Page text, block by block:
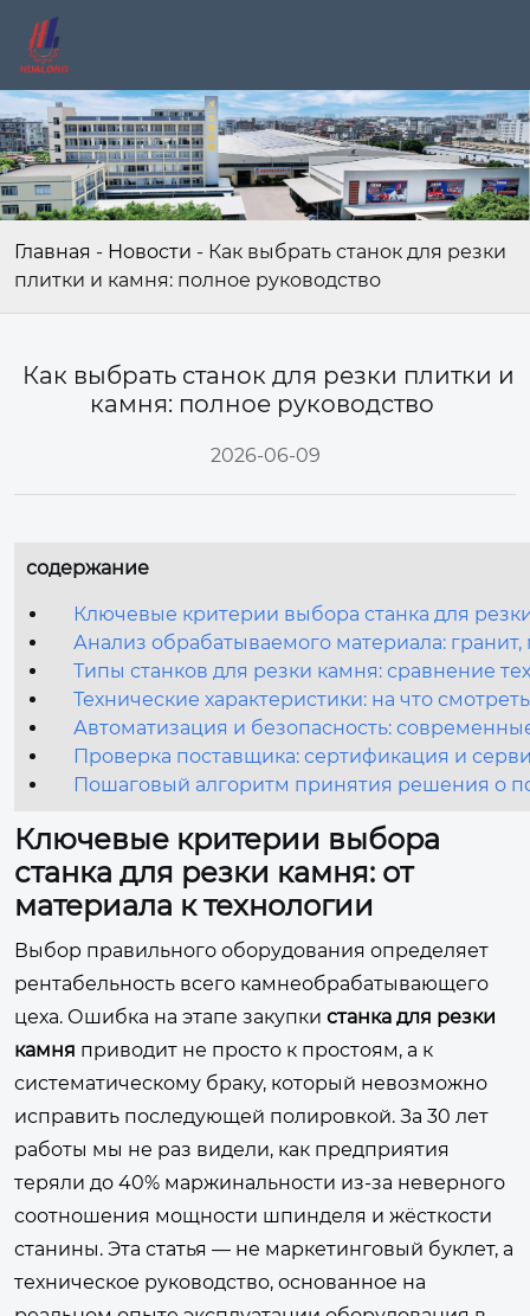
Главная - Новости - Как выбрать станок для резки
плитки и камня: полное руководство
Как выбрать станок для резки плитки и
камня: полное руководство
2026-06-09
содержание
Ключевые критерии выбора станка для
Анализ обрабатываемого материала:
Типы станков для резки камня: сравнение
Технические характеристики: на что
Автоматизация и безопасность:
Проверка поставщика: сертификация и
Пошаговый алгоритм принятия решения о
Ключевые критерии выбора
станка для резки камня: от
материала к технологии
Выбор правильного оборудования определяет
рентабельность всего камнеобрабатывающего
цеха. Ошибка на этапе закупки станка для резки
камня приводит не просто к простоям, а к
систематическому браку, который невозможно
исправить последующей полировкой. За 30 лет
работы мы не раз видели, как предприятия
теряли до 40% маржинальности из-за неверного
соотношения мощности шпинделя и жёсткости
станины. Эта статья — не маркетинговый буклет, а
техническое руководство, основанное на